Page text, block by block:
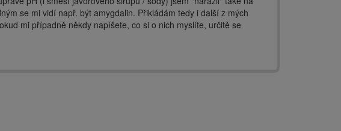
se mi vidí např. být amygdalin. Přikládám tedy i další z mých
mi případně někdy napíšete, co si o nich myslíte, určitě se